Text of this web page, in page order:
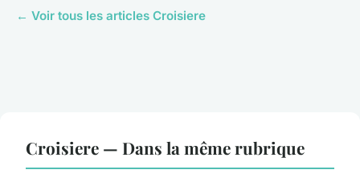
← Voir tous les articles Croisiere
Croisiere — Dans la même rubrique